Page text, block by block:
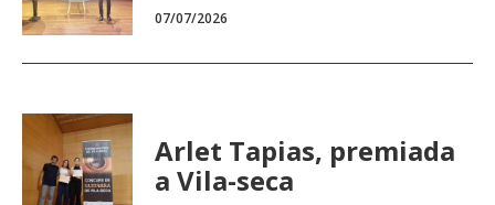
07/07/2026
Arlet Tapias, premiada
a Vila-seca